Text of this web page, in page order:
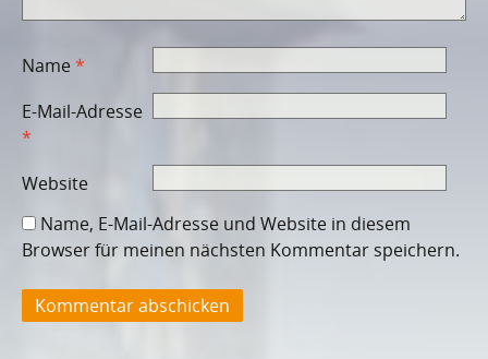
Name*
E-Mail-Adresse
*
Website
Name, E-Mail-Adresse und Website in diesem
Browser für meinen nächsten Kommentar speichern.